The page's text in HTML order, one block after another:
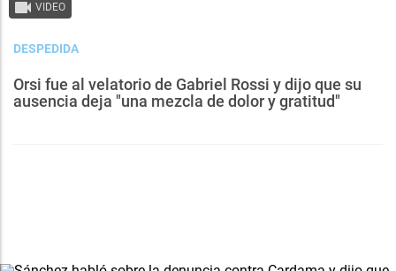
VIDEO
DESPEDIDA
Orsi fue al velatorio de Gabriel Rossi y dijo que su
ausencia deja "una mezcla de dolor y gratitud"